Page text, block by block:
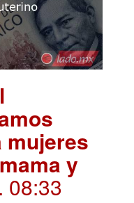
mujeres
y
. 08:33